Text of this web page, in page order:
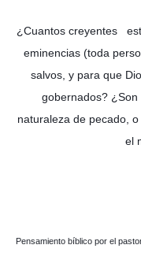
¿Cuantos creyentes
eminencias (toda
salvos, y para que
gobernados?
naturaleza de pecado,
el
Pensamiento bíblico por el